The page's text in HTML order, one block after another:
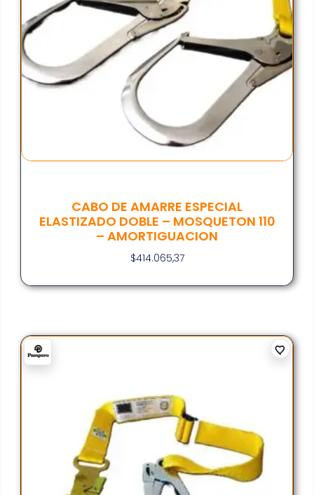
CABO DE AMARRE ESPECIAL
ELASTIZADO DOBLE – MOSQUETON 110
– AMORTIGUACION
$414.065,37